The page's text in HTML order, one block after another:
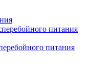
питания
питания